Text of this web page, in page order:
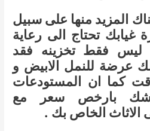
المزيد منها على سبيل
غيابك تحتاج الى رعاية
فقط تخزينه فقد
عرضة للنمل الابيض و
كما ان المستودعات
بارخص سعر مع
الاثاث الخاص بك .